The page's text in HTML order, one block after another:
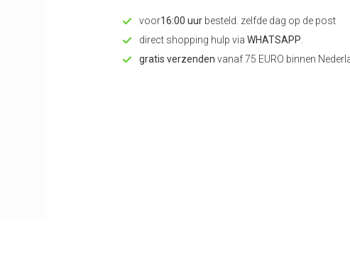
voor16:00 uur besteld. zelfde dag op de post
direct shopping hulp viaWHATSAPP
gratis verzenden vanaf 75 EURO binnen